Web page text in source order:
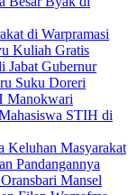
di Warpramasi
Kuliah Gratis
Jabat Gubernur
Suku Doreri
Manokwari
STIH di
Keluhan Masyarakat
Pandangannya
Mansel